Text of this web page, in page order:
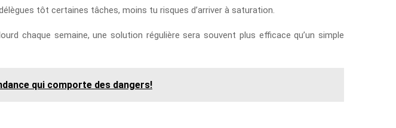
tôt certaines tâches, moins tu risques d’arriver à saturation.
chaque semaine, une solution régulière sera souvent plus efficace qu’un simple
qui comporte des dangers!